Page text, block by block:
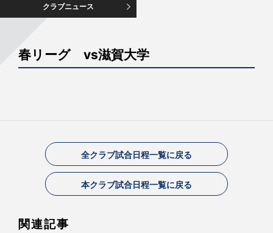
クラブニュース
春リーグ vs滋賀大学
全クラブ試合日程一覧に戻る
本クラブ試合日程一覧に戻る
関連記事